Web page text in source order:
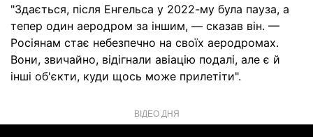
"Здається, після Енгельса у 2022-му була пауза, а
тепер один аеродром за іншим, — сказав він. —
Росіянам стає небезпечно на своїх аеродромах.
Вони, звичайно, відігнали авіацію подалі, але є й
інші об'єкти, куди щось може прилетіти".
ВІДЕО ДНЯ